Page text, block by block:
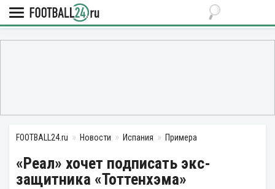
FOOTBALL24.ru Новости Испания Примера
«Реал» хочет подписать экс-
защитника «Тоттенхэма»